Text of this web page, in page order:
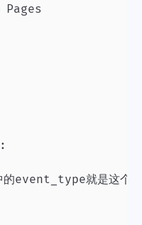
event_type就是这个